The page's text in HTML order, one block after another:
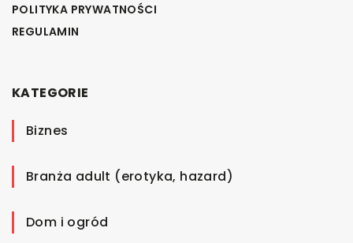
POLITYKA PRYWATNOŚCI
REGULAMIN
KATEGORIE
Biznes
Branża adult (erotyka, hazard)
Dom i ogród